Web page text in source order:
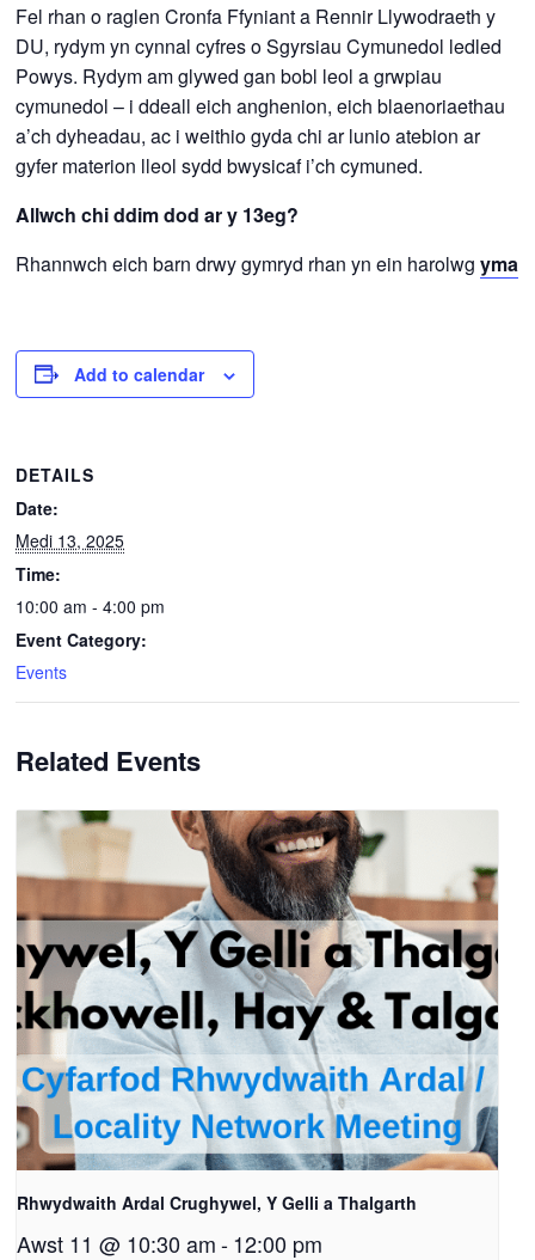
Fel rhan o raglen Cronfa Ffyniant a Rennir Llywodraeth y
DU, rydym yn cynnal cyfres o Sgyrsiau Cymunedol ledled
Powys. Rydym am glywed gan bobl leol a grwpiau
cymunedol – i ddeall eich anghenion, eich blaenoriaethau
a’ch dyheadau, ac i weithio gyda chi ar lunio atebion ar
gyfer materion lleol sydd bwysicaf i’ch cymuned.
Allwch chi ddim dod ar y 13eg?
Rhannwch eich barn drwy gymryd rhan yn ein harolwgyma
Add to calendar
DETAILS
Date:
Medi 13, 2025
Time:
10:00 am - 4:00 pm
Event Category:
Events
Related Events
Rhwydwaith Ardal Crughywel, Y Gelli a Thalgarth
Awst 11 @ 10:30 am -12:00 pm